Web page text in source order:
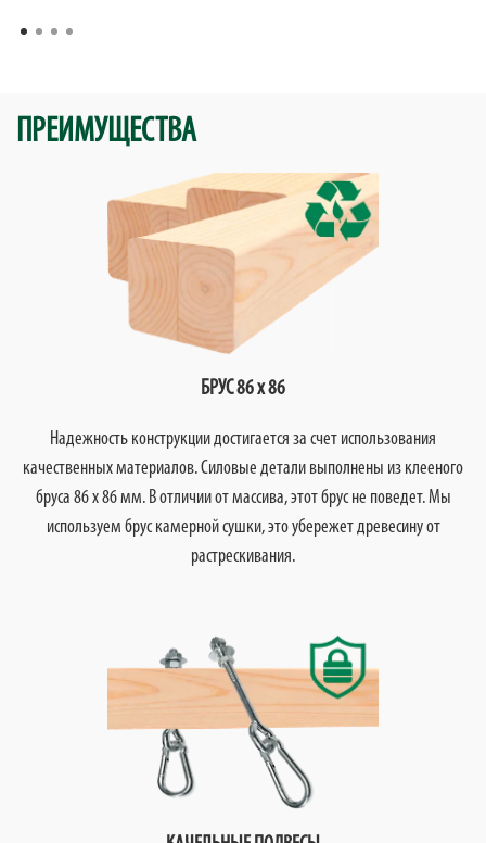
ПРЕИМУЩЕСТВА
БРУС 86 х 86
Надежность конструкции достигается за счет использования
качественных материалов. Силовые детали выполнены из клееного
бруса 86 х 86 мм. В отличии от массива, этот брус не поведет. Мы
используем брус камерной сушки, это убережет древесину от
растрескивания.